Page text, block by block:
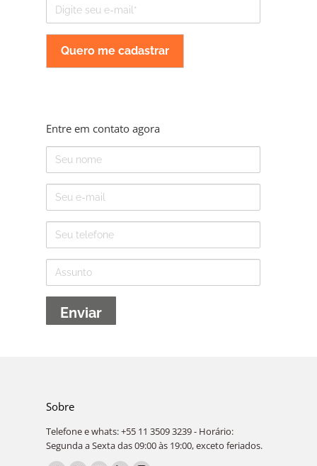
mail
Entre em contato agora
Nome
mail
Telefone
Assunto
Sobre
Telefone e whats: +55 11 3509 3239 - Horário:
Segunda a Sexta das 09:00 às 19:00, exceto feriados.